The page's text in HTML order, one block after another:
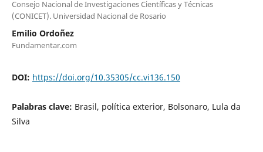
Consejo Nacional de Investigaciones Científicas y Técnicas
(CONICET). Universidad Nacional de Rosario
Emilio Ordoñez
Fundamentar.com
DOI: https://doi.org/10.35305/cc.vi136.150
Palabras clave: Brasil, política exterior, Bolsonaro, Lula da
Silva